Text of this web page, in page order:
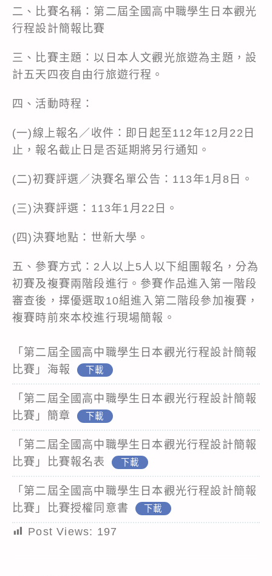
二、比賽名稱：第二屆全國高中職學生日本觀光
行程設計簡報比賽
三、比賽主題：以日本人文觀光旅遊為主題，設
計五天四夜自由行旅遊行程。
四、活動時程：
(一)線上報名／收件：即日起至112年12月22日
止，報名截止日是否延期將另行通知。
(二)初賽評選／決賽名單公告：113年1月8日。
(三)決賽評選：113年1月22日。
(四)決賽地點：世新大學。
五、參賽方式：2人以上5人以下組團報名，分為
初賽及複賽兩階段進行。參賽作品進入第一階段
審查後，擇優選取10組進入第二階段參加複賽，
複賽時前來本校進行現場簡報。
「第二屆全國高中職學生日本觀光行程設計簡報
比賽」海報
下載
「第二屆全國高中職學生日本觀光行程設計簡報
比賽」簡章
下載
「第二屆全國高中職學生日本觀光行程設計簡報
比賽」比賽報名表
下載
「第二屆全國高中職學生日本觀光行程設計簡報
比賽」比賽授權同意書
下載
Post Views: 197